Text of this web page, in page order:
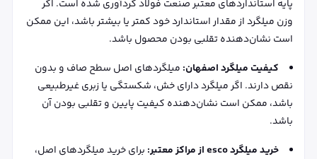
پایه استانداردهای معتبر صنعت فولاد گردآوری شده است. اگر
وزن میلگرد از مقدار استاندارد خود کمتر یا بیشتر باشد، این ممکن
است نشان‌دهنده تقلبی بودن محصول باشد.
کیفیت میلگرد اصفهان: میلگردهای اصل سطح صاف و بدون
نقص دارند. اگر میلگرد دارای خش، شکستگی یا زبری غیرطبیعی
باشد، ممکن است نشان‌دهنده کیفیت پایین و تقلبی بودن آن
باشد.
خرید میلگرد esco از مراکز معتبر:
برای خرید میلگردهای اصل،